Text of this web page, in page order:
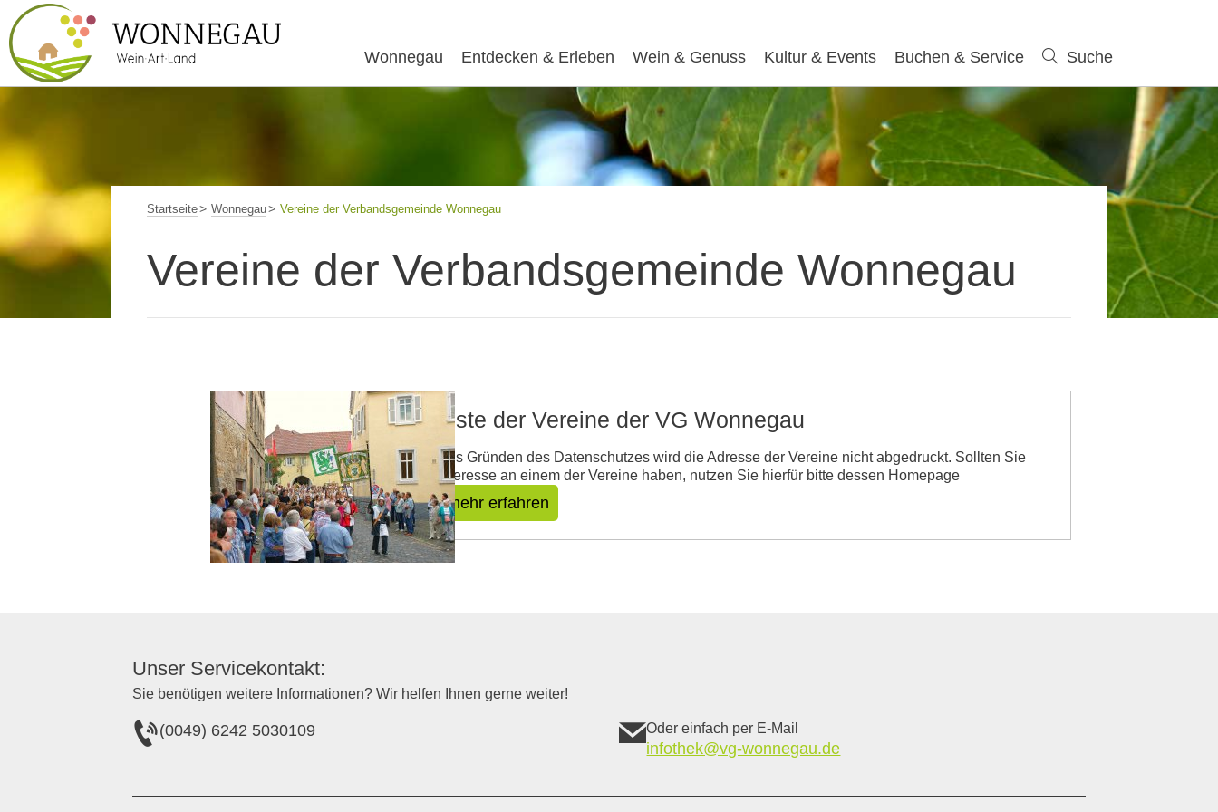
Wonnegau Entdecken & Erleben Wein & Genuss Kultur & Events Buchen & Service Suche
Startseite Wonnegau Vereine der Verbandsgemeinde Wonnegau
Vereine der Verbandsgemeinde Wonnegau
Liste der Vereine der VG Wonnegau
Aus Gründen des Datenschutzes wird die Adresse der Vereine nicht abgedruckt. Sollten Sie
Interesse an einem der Vereine haben, nutzen Sie hierfür bitte dessen Homepage
mehr erfahren
Unser Servicekontakt:
Sie benötigen weitere Informationen? Wir helfen Ihnen gerne weiter!
(0049) 6242 5030109 Oder einfach per E-Mail
infothek@vg-wonnegau.de